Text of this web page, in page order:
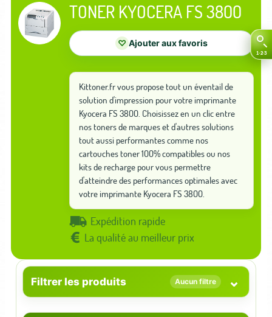
TONER KYOCERA FS 3800
♡ Ajouter aux favoris
Kittoner.fr vous propose tout un éventail de
solution d'impression pour votre imprimante
Kyocera FS 3800. Choisissez en un clic entre
nos toners de marques et d'autres solutions
tout aussi performantes comme nos
cartouches toner 100% compatibles ou nos
kits de recharge pour vous permettre
d'atteindre des performances optimales avec
votre imprimante Kyocera FS 3800.
Expédition rapide
La qualité au meilleur prix
Filtrer les produits Aucun filtre ⌄